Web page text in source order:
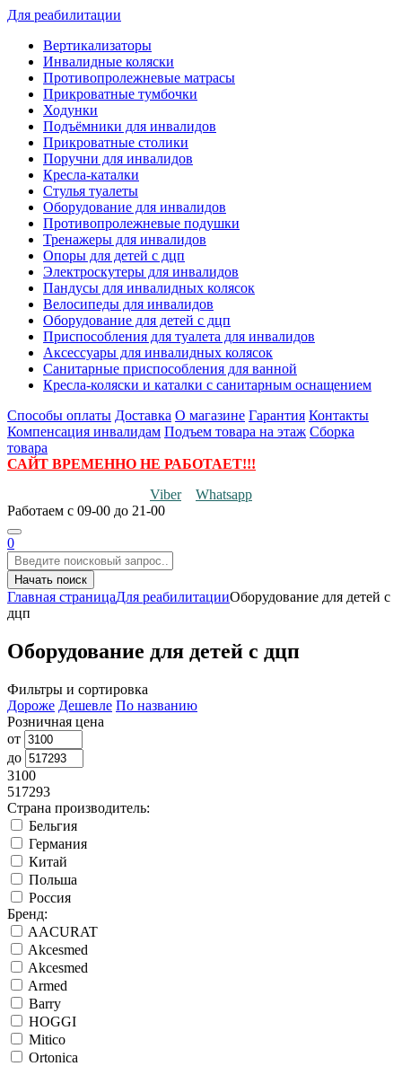
Для реабилитации
Вертикализаторы
Инвалидные коляски
Противопролежневые матрасы
Прикроватные тумбочки
Ходунки
Подъёмники для инвалидов
Прикроватные столики
Поручни для инвалидов
Кресла-каталки
Стулья туалеты
Оборудование для инвалидов
Противопролежневые подушки
Тренажеры для инвалидов
Опоры для детей с дцп
Электроскутеры для инвалидов
Пандусы для инвалидных колясок
Велосипеды для инвалидов
Оборудование для детей с дцп
Приспособления для туалета для инвалидов
Аксессуары для инвалидных колясок
Санитарные приспособления для ванной
Кресла-коляски и каталки с санитарным оснащением
Способы оплаты Доставка О магазине Гарантия Контакты
Компенсация инвалидам Подъем товара на этаж Сборка
товара
САЙТ ВРЕМЕННО НЕ РАБОТАЕТ!!!
Viber
Whatsapp
Работаем с 09-00 до 21-00
0
Начать поиск
Главная страницаДля реабилитацииОборудование для детей с
дцп
Оборудование для детей с дцп
Фильтры и сортировка
Дороже Дешевле По названию
Розничная цена
от
до
3100
517293
Страна производитель:
Бельгия
Германия
Китай
Польша
Россия
Бренд:
AACURAT
Akcesmed
Akcesmed
Armed
Barry
HOGGI
Mitico
Ortonica